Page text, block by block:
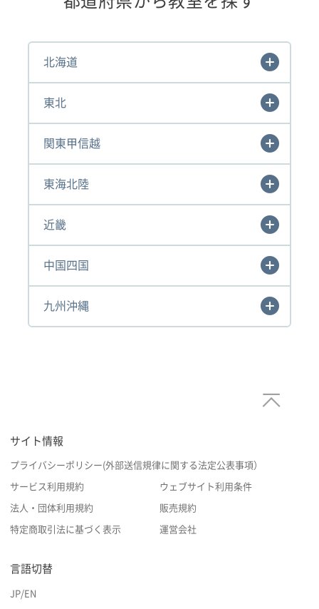
北海道
東北
関東甲信越
東海北陸
近畿
中国四国
九州沖縄
サイト情報
プライバシーポリシー(外部送信規律に関する法定公表事項）
サービス利用規約 ウェブサイト利用条件
法人・団体利用規約 販売規約
特定商取引法に基づく表示 運営会社
言語切替
JP/EN